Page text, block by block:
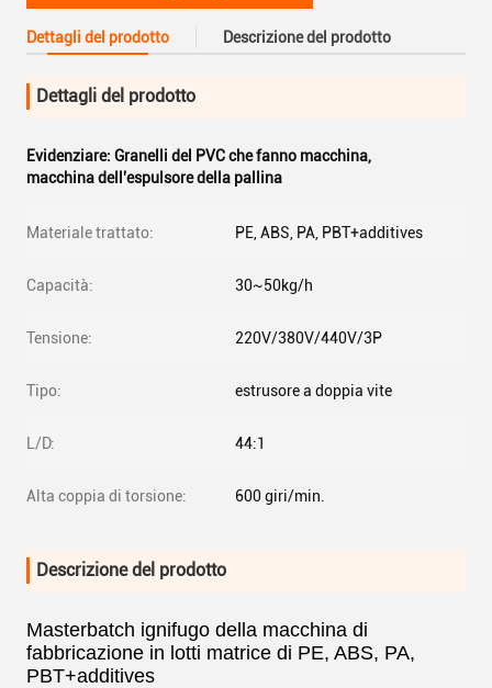
Dettagli del prodotto Descrizione del prodotto
Dettagli del prodotto
Evidenziare: Granelli del PVC che fanno macchina,
macchina dell'espulsore della pallina
Materiale trattato: PE, ABS, PA, PBT+additives
Capacità: 30~50kg/h
Tensione: 220V/380V/440V/3P
Tipo: estrusore a doppia vite
L/D: 44:1
Alta coppia di torsione: 600 giri/min.
Descrizione del prodotto
Masterbatch ignifugo della macchina di
fabbricazione in lotti matrice di PE, ABS, PA,
PBT+additives